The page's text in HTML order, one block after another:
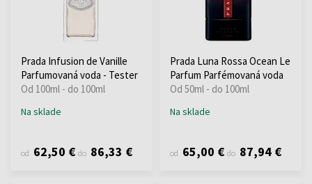
Prada Infusion de Vanille
Parfumovaná voda - Tester
Od 100ml - do 100ml
Na sklade
od 62,50 € do 86,33 €
Prada Luna Rossa Ocean Le
Parfum Parfémovaná voda
Od 50ml - do 100ml
Na sklade
od 65,00 € do 87,94 €